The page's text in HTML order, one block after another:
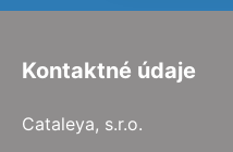
Kontaktné údaje
Cataleya, s.r.o.